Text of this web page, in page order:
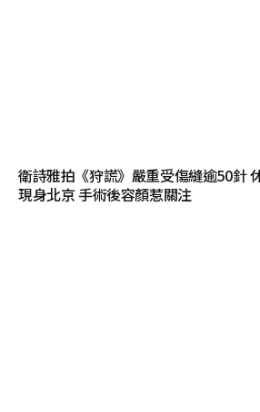
衛詩雅拍《狩謊》嚴重受傷縫逾50針
現身北京 手術後容顏惹關注